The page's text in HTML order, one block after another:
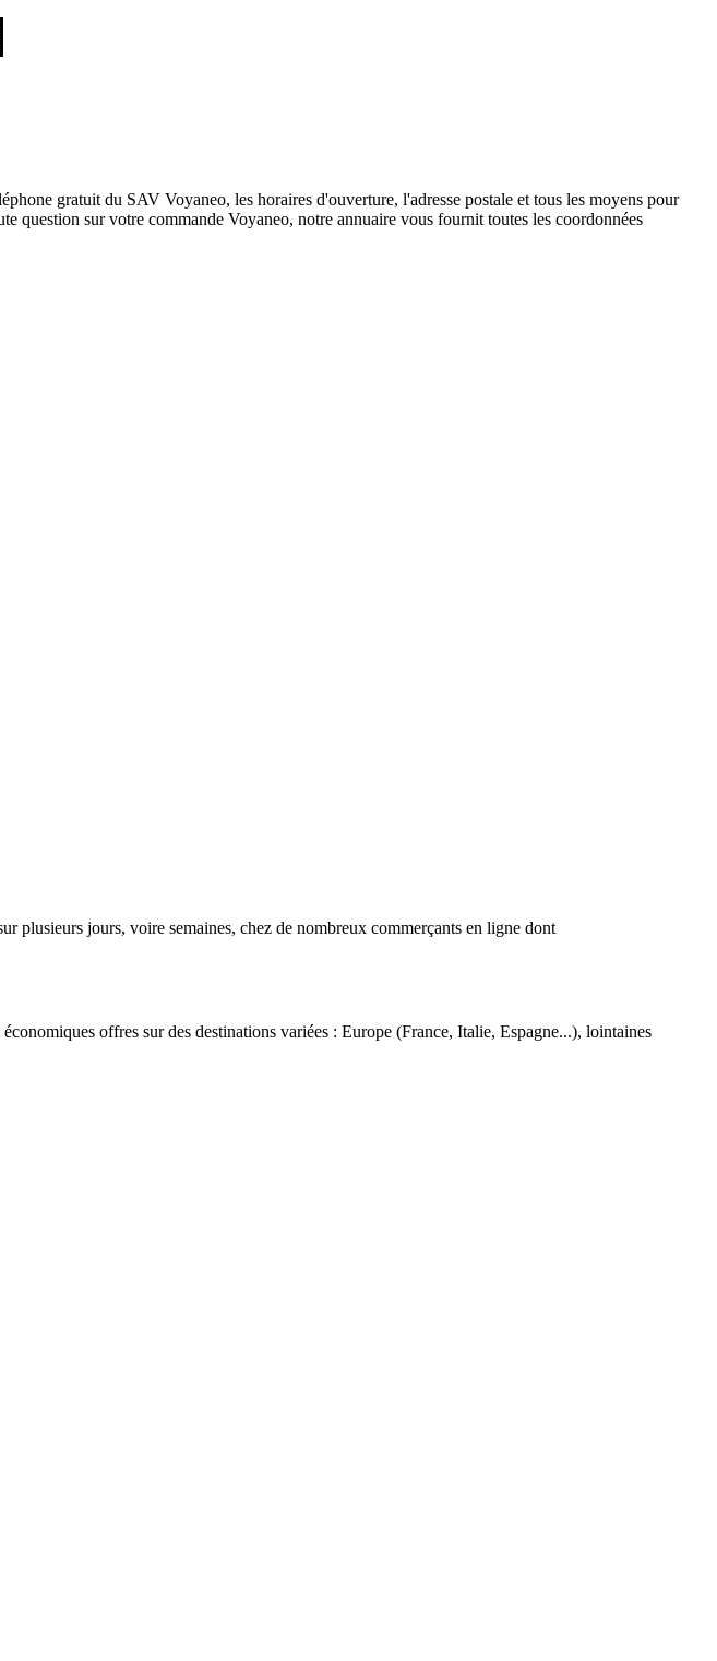
gratuit du SAV Voyaneo, les horaires d'ouverture, l'adresse postale et tous les moyens pour
question sur votre commande Voyaneo, notre annuaire vous fournit toutes les coordonnées
plusieurs jours, voire semaines, chez de nombreux commerçants en ligne dont
offres sur des destinations variées : Europe (France, Italie, Espagne...), lointaines